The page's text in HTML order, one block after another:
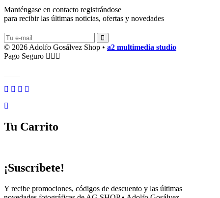
Manténgase en contacto registrándose
para recibir las últimas noticias, ofertas y novedades
© 2026 Adolfo Gosálvez Shop • a2 multimedia studio
Pago Seguro
Tu Carrito
¡Suscríbete!
Y recibe promociones, códigos de descuento y las últimas